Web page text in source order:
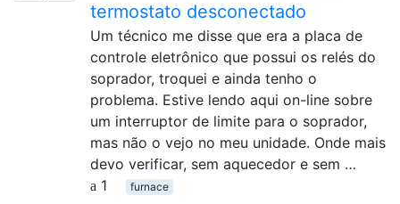
termostato desconectado
Um técnico me disse que era a placa de
controle eletrônico que possui os relés do
soprador, troquei e ainda tenho o
problema. Estive lendo aqui on-line sobre
um interruptor de limite para o soprador,
mas não o vejo no meu unidade. Onde mais
devo verificar, sem aquecedor e sem …
1
furnace